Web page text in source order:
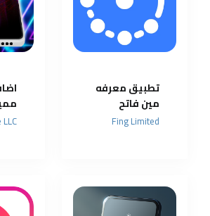
تطبيق معرفه
مين فاتح
شبكه الواي
Fing Limited